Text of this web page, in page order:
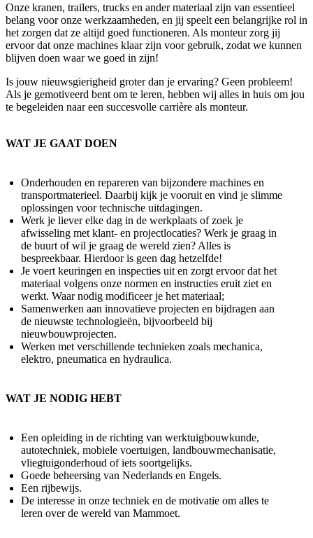
Onze kranen, trailers, trucks en ander materiaal zijn van essentieel
belang voor onze werkzaamheden, en jij speelt een belangrijke rol in
het zorgen dat ze altijd goed functioneren. Als monteur zorg jij
ervoor dat onze machines klaar zijn voor gebruik, zodat we kunnen
blijven doen waar we goed in zijn!
Is jouw nieuwsgierigheid groter dan je ervaring? Geen probleem!
Als je gemotiveerd bent om te leren, hebben wij alles in huis om jou
te begeleiden naar een succesvolle carrière als monteur.
WAT JE GAAT DOEN
Onderhouden en repareren van bijzondere machines en
transportmaterieel. Daarbij kijk je vooruit en vind je slimme
oplossingen voor technische uitdagingen.
Werk je liever elke dag in de werkplaats of zoek je
afwisseling met klant- en projectlocaties? Werk je graag in
de buurt of wil je graag de wereld zien? Alles is
bespreekbaar. Hierdoor is geen dag hetzelfde!
Je voert keuringen en inspecties uit en zorgt ervoor dat het
materiaal volgens onze normen en instructies eruit ziet en
werkt. Waar nodig modificeer je het materiaal;
Samenwerken aan innovatieve projecten en bijdragen aan
de nieuwste technologieën, bijvoorbeeld bij
nieuwbouwprojecten.
Werken met verschillende technieken zoals mechanica,
elektro, pneumatica en hydraulica.
WAT JE NODIG HEBT
Een opleiding in de richting van werktuigbouwkunde,
autotechniek, mobiele voertuigen, landbouwmechanisatie,
vliegtuigonderhoud of iets soortgelijks.
Goede beheersing van Nederlands en Engels.
Een rijbewijs.
De interesse in onze techniek en de motivatie om alles te
leren over de wereld van Mammoet.